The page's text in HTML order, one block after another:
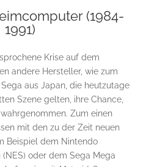
(1984-
1991)
Krise auf dem
andere Hersteller, wie zum
aus Japan, die heutzutage
Szene gelten, ihre Chance,
Zum einen
mit den zu der Zeit neuen
Beispiel dem Nintendo
oder dem Sega Mega